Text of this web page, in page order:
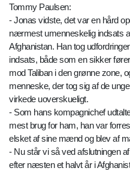
Tommy Paulsen:
- Jonas vidste, det var en hård
nærmest umenneskelig indsats
Afghanistan. Han tog
indsats, både som en sikker
mod Taliban i den grønne zone,
menneske, der tog sig af de
virkede uoverskueligt.
- Som hans kompagnichef
mest brug for ham, han var
elsket af sine mænd og blev af
- Nu står vi så ved afslutningen
efter næsten et halvt år i